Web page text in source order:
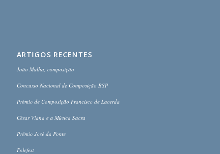
ARTIGOS RECENTES
João Malha, composição
Concurso Nacional de Composição BSP
Prémio de Composição Francisco de Lacerda
César Viana e a Música Sacra
Prémio José da Ponte
Folefest